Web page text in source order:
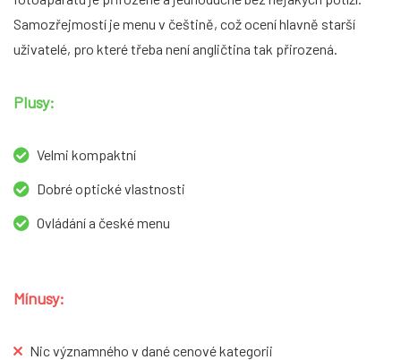
Samozřejmostí je menu v češtině, což ocení hlavně starší
uživatelé, pro které třeba není angličtina tak přirozená.
Plusy:
Velmi kompaktní
Dobré optické vlastnosti
Ovládání a české menu
Mínusy:
Nic významného v dané cenové kategorii